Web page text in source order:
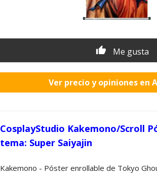
Me gusta
Ver precio y opiniones en
CosplayStudio Kakemono/Scroll
tema: Super Saiyajin
Kakemono - Póster enrollable de Tokyo